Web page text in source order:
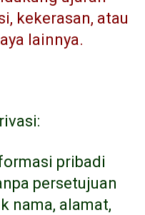
kekerasan, atau
lainnya.
pribadi
persetujuan
nama, alamat,